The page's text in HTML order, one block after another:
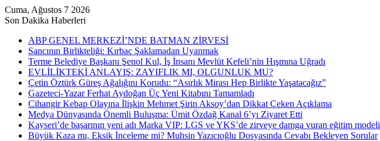
Cuma, Ağustos 7 2026
Son Dakika Haberleri
ABP GENEL MERKEZİ’NDE BATMAN ZİRVESİ
Sancının Birlikteliği: Kırbaç Şaklamadan Uyanmak
Terme Belediye Başkanı Şenol Kul, İş İnsanı Mevlüt Kefeli’nin Hışmına Uğradı
EVLİLİKTEKİ ANLAYIŞ: ZAYIFLIK MI, OLGUNLUK MU?
Çetin Öztürk Güreş Ağalığını Korudu: “Asırlık Mirası Hep Birlikte Yaşatacağız”
Gazeteci-Yazar Ferhat Aydoğan Üç Yeni Kitabını Tamamladı
Cihangir Kebap Olayına İlişkin Mehmet Şirin Aksoy’dan Dikkat Çeken Açıklama
Medya Dünyasında Önemli Buluşma: Ümit Özdağ Kanal 6’yı Ziyaret Etti
Kayseri’de başarının yeni adı Marka VIP: LGS ve YKS’de zirveye damga vuran eğitim modeli
Büyük Kaza mı, Eksik İnceleme mi? Muhsin Yazıcıoğlu Dosyasında Cevabı Bekleyen Sorular